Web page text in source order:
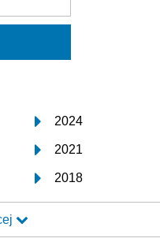
2024
2021
2018
2015
2012